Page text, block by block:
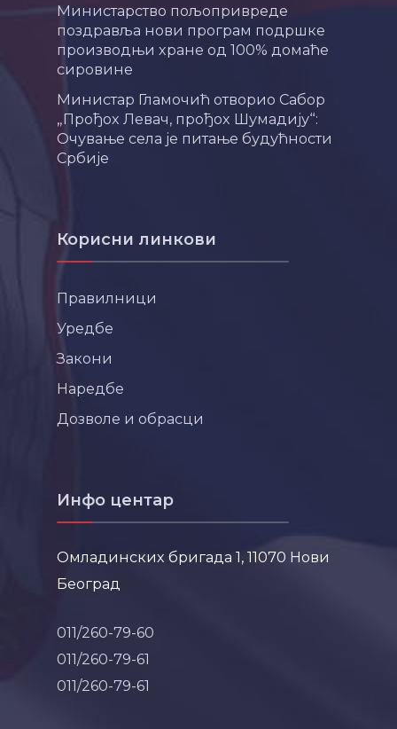
Министарство пољопривреде
поздравља нови програм подршке
производњи хране од 100% домаће
сировине
Министар Гламочић отворио Сабор
„Прођох Левач, прођох Шумадију“:
Очување села је питање будућности
Србије
Корисни линкови
Правилници
Уредбе
Закони
Наредбе
Дозволе и обрасци
Инфо центар
Омладинских бригада 1, 11070 Нови
Београд
011/260-79-60
011/260-79-61
011/260-79-61